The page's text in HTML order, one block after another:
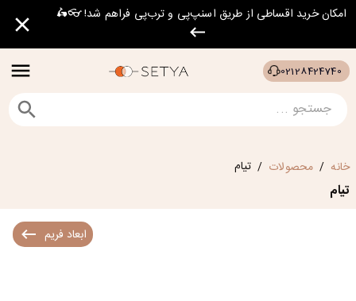
امکان خرید اقساطی از طریق اسنپ‌پی و ترب‌پی فراهم شد! 👓🛵
02128424740
خانه / محصولات / تیام
تیام
ابعاد فریم